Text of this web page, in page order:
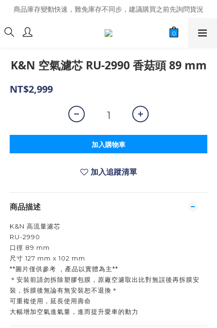
商品庫存變動快速，難免庫存不同步，建議購買之前先詢問貨況
商品庫存變動快速，難免庫存不同步，建議購買之前先詢問貨況
經營超過20年的改裝老字號，安全有保障
K&N 空氣濾芯 RU-2990 香菇頭 89 mm
NT$2,999
加入購物車
加入追蹤清單
商品描述
K&N 高流量濾芯
RU-2990
口徑 89 mm
尺寸 127 mm x 102 mm
**圖片僅供參考 ，產品以實體為主**
＊安裝前請勿拆除塑膠包膜，原廠空濾取出比對無誤後再拆膜安
裝，拆膜後無論有無安裝恕不退換＊
可重複使用，延長使用壽命
大幅增加空氣進氣量，進而提升愛車的動力